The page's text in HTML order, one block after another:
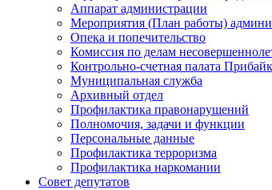
Аппарат администрации
Мероприятия (План работы)
Опека и попечительство
Комиссия по делам
Контрольно-счетная палата
Муниципальная служба
Архивный отдел
Профилактика правонарушений
Полномочия, задачи и функции
Персональные данные
Профилактика терроризма
Профилактика наркомании
Совет депутатов